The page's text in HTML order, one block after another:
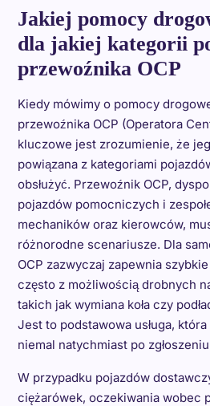
Jakiej pomocy
dla jakiej kategorii
przewoźnika OCP
Kiedy mówimy o pomocy
przewoźnika OCP (Operatora
kluczowe jest zrozumienie, że
powiązana z kategoriami
obsłużyć. Przewoźnik OCP,
pojazdów pomocniczych i
mechaników oraz kierowców,
różnorodne scenariusze. Dla
OCP zazwyczaj zapewnia
często z możliwością drobnych
takich jak wymiana koła czy
Jest to podstawowa usługa,
niemal natychmiast po
W przypadku pojazdów
ciężarówek, oczekiwania wobec